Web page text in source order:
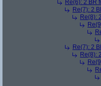
Re(6): 2 BR
Re(7): 2
Re(8):
Re(7): 2
Re(8):